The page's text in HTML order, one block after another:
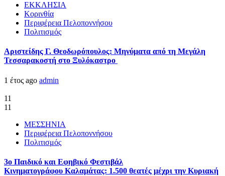
ΕΚΚΛΗΣΙΑ
Κορινθία
Περιφέρεια Πελοποννήσου
Πολιτισμός
Αριστείδης Γ. Θεοδωρόπουλος: Μηνύματα από τη Μεγάλη
Τεσσαρακοστή στο Ξυλόκαστρο
1 έτος ago admin
11
11
ΜΕΣΣΗΝΙΑ
Περιφέρεια Πελοποννήσου
Πολιτισμός
3ο Παιδικό και Εφηβικό Φεστιβάλ
Κινηματογράφου Καλαμάτας: 1.500 θεατές μέχρι την Κυριακή